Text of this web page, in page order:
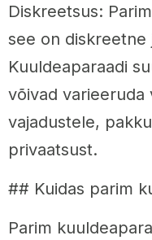
Diskreetsus:
see on diskreetne
Kuuldeaparaadi
võivad varieeruda
vajadustele,
privaatsust.
## Kuidas parim
Parim